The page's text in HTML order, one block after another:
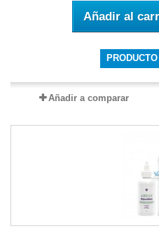
Añadir al
Añadir a comparar